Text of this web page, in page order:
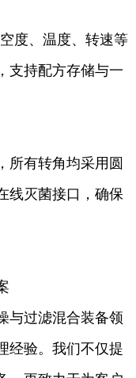
度、温度、转速等
支持配方存储与一
所有转角均采用圆
线灭菌接口，确保
与过滤混合装备领
经验。我们不仅提